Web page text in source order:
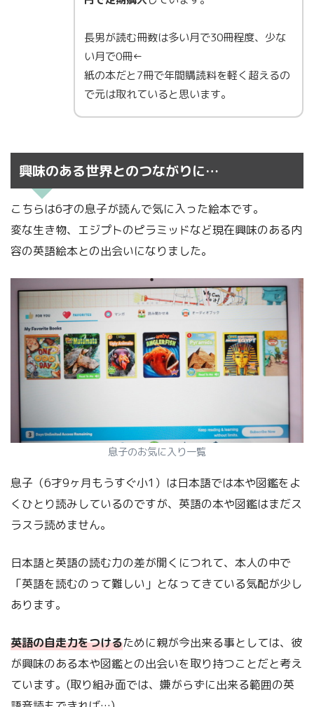
長男が読む冊数は多い月で30冊程度、少な
い月で0冊←
紙の本だと7冊で年間購読料を軽く超えるの
で元は取れていると思います。
興味のある世界とのつながりに…
こちらは6才の息子が読んで気に入った絵本です。
変な生き物、エジプトのピラミッドなど現在興味のある内
容の英語絵本との出会いになりました。
息子のお気に入り一覧
息子（6才9ヶ月もうすぐ小1）は日本語では本や図鑑をよ
くひとり読みしているのですが、英語の本や図鑑はまだス
ラスラ読めません。
日本語と英語の読む力の差が開くにつれて、本人の中で
「英語を読むのって難しい」となってきている気配が少し
あります。
英語の自走力をつけるために親が今出来る事としては、彼
が興味のある本や図鑑との出会いを取り持つことだと考え
ています。(取り組み面では、嫌がらずに出来る範囲の英